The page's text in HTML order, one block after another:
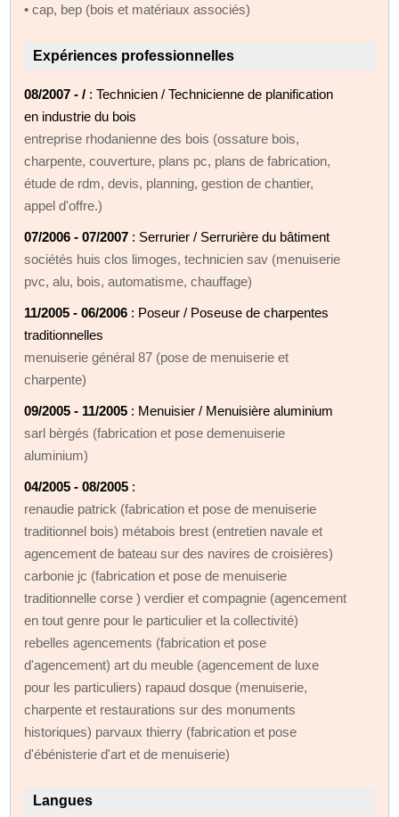
• cap, bep (bois et matériaux associés)
Expériences professionnelles
08/2007 - / : Technicien / Technicienne de planification
en industrie du bois
entreprise rhodanienne des bois (ossature bois,
charpente, couverture, plans pc, plans de fabrication,
étude de rdm, devis, planning, gestion de chantier,
appel d'offre.)
07/2006 - 07/2007 : Serrurier / Serrurière du bâtiment
sociétés huis clos limoges, technicien sav (menuiserie
pvc, alu, bois, automatisme, chauffage)
11/2005 - 06/2006 : Poseur / Poseuse de charpentes
traditionnelles
menuiserie général 87 (pose de menuiserie et
charpente)
09/2005 - 11/2005 : Menuisier / Menuisière aluminium
sarl bèrgés (fabrication et pose demenuiserie
aluminium)
04/2005 - 08/2005 :
renaudie patrick (fabrication et pose de menuiserie
traditionnel bois) métabois brest (entretien navale et
agencement de bateau sur des navires de croisières)
carbonie jc (fabrication et pose de menuiserie
traditionnelle corse ) verdier et compagnie (agencement
en tout genre pour le particulier et la collectivité)
rebelles agencements (fabrication et pose
d'agencement) art du meuble (agencement de luxe
pour les particuliers) rapaud dosque (menuiserie,
charpente et restaurations sur des monuments
historiques) parvaux thierry (fabrication et pose
d'ébénisterie d'art et de menuiserie)
Langues